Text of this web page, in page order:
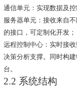
通信单元：实现数据及
服务器单元：接收来自
的接口，可定制化开发；
远程控制中心：实时接
决策分析支撑。同时构
台。
2.2 系统结构